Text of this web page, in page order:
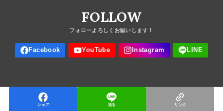
FOLLOW
シェア 送る リンク